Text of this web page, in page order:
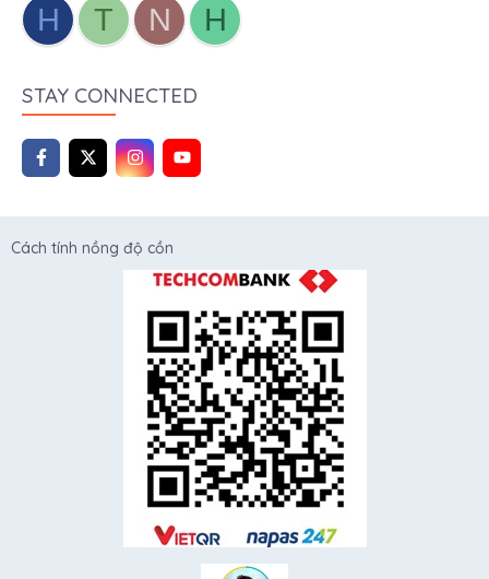
H
T N H
STAY CONNECTED
Cách tính nồng độ cồn